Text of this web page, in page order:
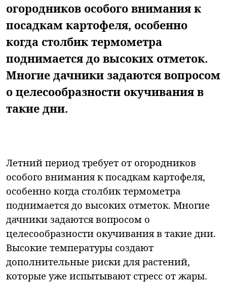
огородников особого внимания к
посадкам картофеля, особенно
когда столбик термометра
поднимается до высоких отметок.
Многие дачники задаются вопросом
о целесообразности окучивания в
такие дни.
Летний период требует от огородников
особого внимания к посадкам картофеля,
особенно когда столбик термометра
поднимается до высоких отметок. Многие
дачники задаются вопросом о
целесообразности окучивания в такие дни.
Высокие температуры создают
дополнительные риски для растений,
которые уже испытывают стресс от жары.